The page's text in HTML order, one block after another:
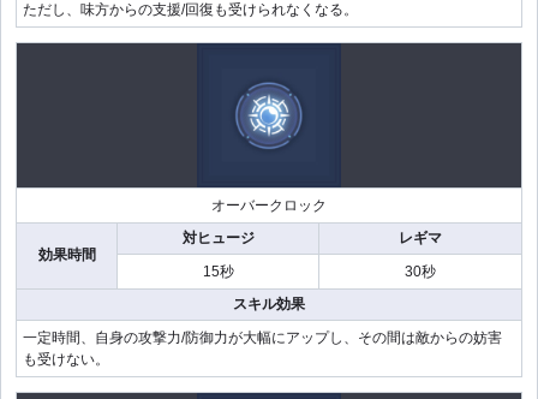
ただし、味方からの支援/回復も受けられなくなる。
オーバークロック
効果時間
対ヒュージ
レギマ
15秒
30秒
スキル効果
一定時間、自身の攻撃力/防御力が大幅にアップし、その間は敵からの妨害
も受けない。